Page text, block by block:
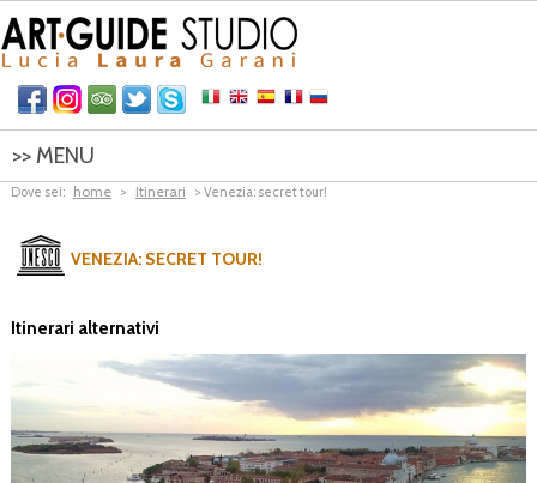
>> MENU
HOME
ITINERARI
Dove sei: home > Itinerari > Venezia: secret tour!
VENEZIA: SECRET TOUR!
Itinerari alternativi